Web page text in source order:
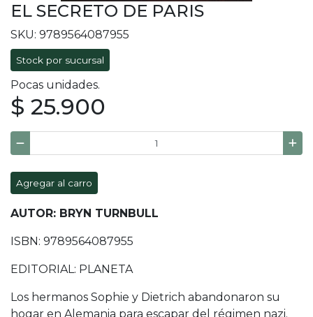
EL SECRETO DE PARIS
SKU: 9789564087955
Stock por sucursal
Pocas unidades.
$ 25.900
Agregar al carro
AUTOR: BRYN TURNBULL
ISBN: 9789564087955
EDITORIAL: PLANETA
Los hermanos Sophie y Dietrich abandonaron su
hogar en Alemania para escapar del régimen nazi.